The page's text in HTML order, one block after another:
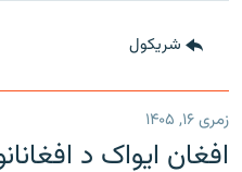
شريکول
زمری ۱۶, ۱۴۰۵
افغان ایواک د